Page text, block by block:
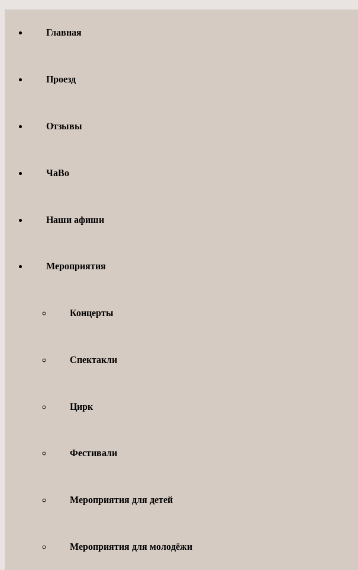
содержимомуГлавная
Проезд
Отзывы
ЧаВо
Наши афиши
Мероприятия
Концерты
Спектакли
Цирк
Фестивали
Мероприятия для детей
Мероприятия для молодёжи